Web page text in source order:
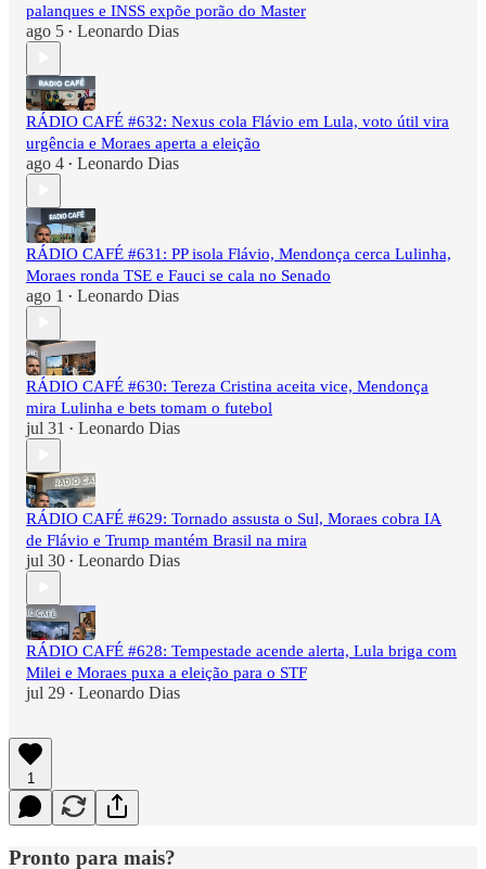
palanques e INSS expõe porão do Master
ago 5 • Leonardo Dias
RÁDIO CAFÉ #632: Nexus cola Flávio em Lula, voto útil vira
urgência e Moraes aperta a eleição
ago 4 • Leonardo Dias
RÁDIO CAFÉ #631: PP isola Flávio, Mendonça cerca Lulinha,
Moraes ronda TSE e Fauci se cala no Senado
ago 1 • Leonardo Dias
RÁDIO CAFÉ #630: Tereza Cristina aceita vice, Mendonça
mira Lulinha e bets tomam o futebol
jul 31 • Leonardo Dias
RÁDIO CAFÉ #629: Tornado assusta o Sul, Moraes cobra IA
de Flávio e Trump mantém Brasil na mira
jul 30 • Leonardo Dias
RÁDIO CAFÉ #628: Tempestade acende alerta, Lula briga com
Milei e Moraes puxa a eleição para o STF
jul 29 • Leonardo Dias
1
Pronto para mais?